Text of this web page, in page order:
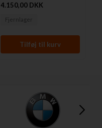
4.150,00 DKK
Fjernlager